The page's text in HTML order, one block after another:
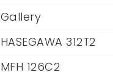
Gallery
HASEGAWA 312T2
MFH 126C2